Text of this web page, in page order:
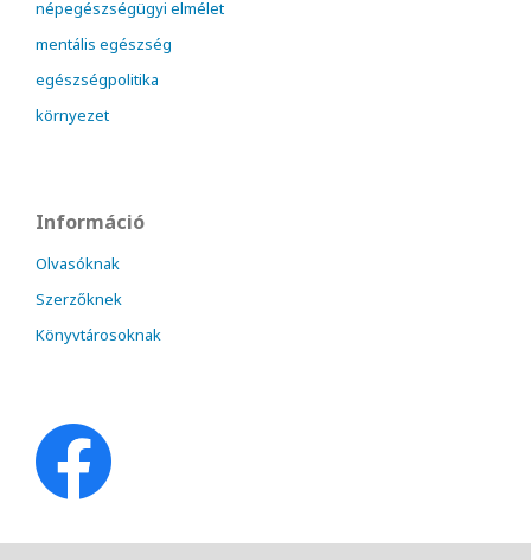
népegészségügyi elmélet
mentális egészség
egészségpolitika
környezet
Információ
Olvasóknak
Szerzőknek
Könyvtárosoknak